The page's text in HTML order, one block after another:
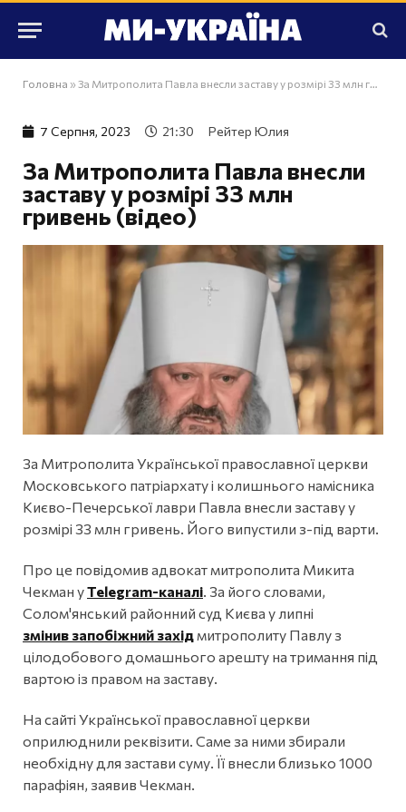
Головна » За Митрополита Павла внесли заставу у розмірі 33 млн гривень (відео)
7 Серпня, 2023 21:30 Рейтер Юлия
За Митрополита Павла внесли
заставу у розмірі 33 млн
гривень (відео)
За Митрополита Української православної церкви
Московського патріархату і колишнього намісника
Києво-Печерської лаври Павла внесли заставу у
розмірі 33 млн гривень. Його випустили з-під варти.
Про це повідомив адвокат митрополита Микита
Чекман уTelegram-каналі . За його словами,
Солом'янський районний суд Києва у липні
змінив запобіжний захід митрополиту Павлу з
цілодобового домашнього арешту на тримання під
вартою із правом на заставу.
На сайті Української православної церкви
оприлюднили реквізити. Саме за ними збирали
необхідну для застави суму. Її внесли близько 1000
парафіян, заявив Чекман.